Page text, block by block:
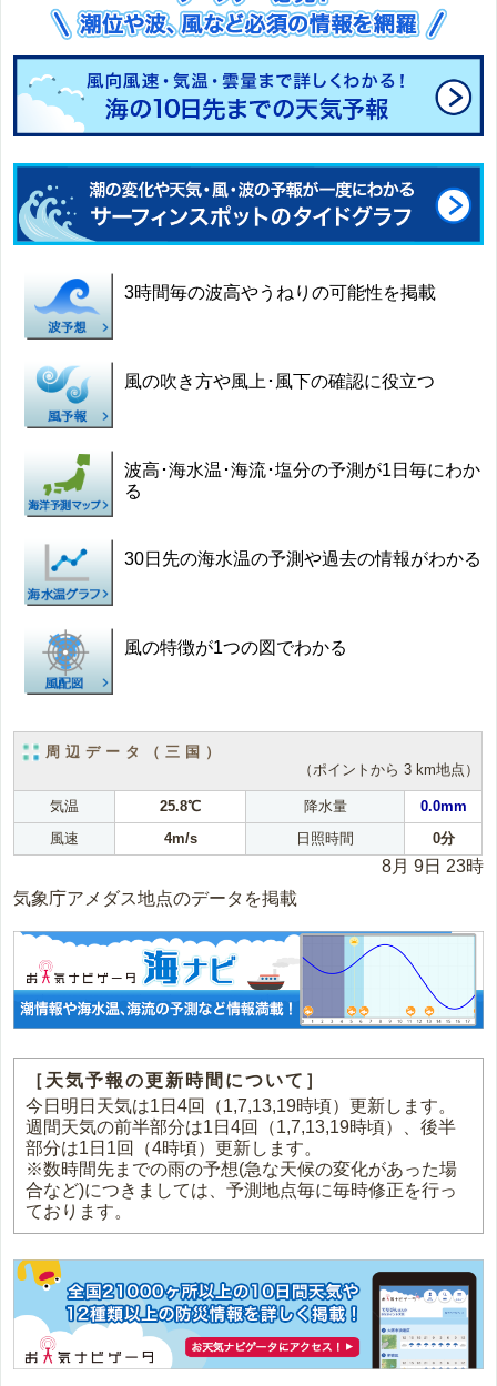
3時間毎の波高やうねりの可能性を掲載
風の吹き方や風上･風下の確認に役立つ
波高･海水温･海流･塩分の予測が1日毎にわか
る
30日先の海水温の予測や過去の情報がわかる
風の特徴が1つの図でわかる
周辺データ（三国）
（ポイントから 3 km地点）
気温 25.8℃ 降水量
0.0mm
風速
4m/s 日照時間 0分
8月 9日 23時
気象庁アメダス地点のデータを掲載
［天気予報の更新時間について］
今日明日天気は1日4回（1,7,13,19時頃）更新します。
週間天気の前半部分は1日4回（1,7,13,19時頃）、後半
部分は1日1回（4時頃）更新します。
※数時間先までの雨の予想(急な天候の変化があった場
合など)につきましては、予測地点毎に毎時修正を行っ
ております。